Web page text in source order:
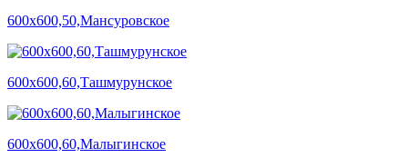
600х600,50,Мансуровское
600х600,60,Ташмурунское
600х600,60,Малыгинское